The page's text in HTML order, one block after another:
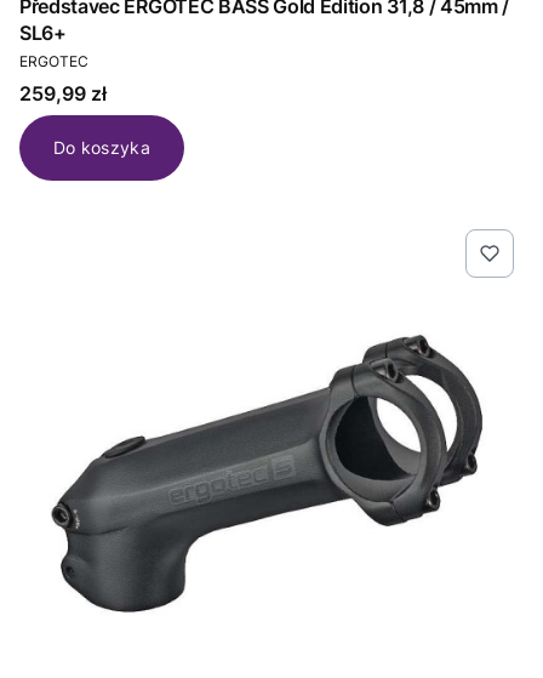
Představec ERGOTEC BASS Gold Edition 31,8 / 45mm /
SL6+
PRODUCENT
ERGOTEC
Cena
259,99 zł
Do koszyka